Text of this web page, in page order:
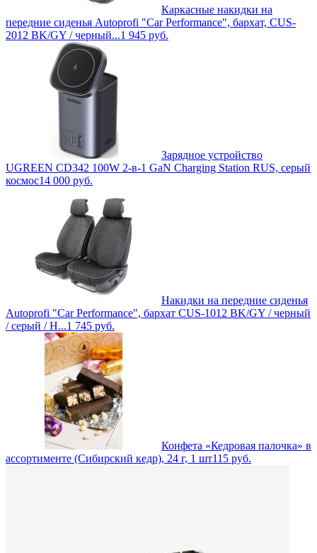
Каркасные накидки на
передние сиденья Autoprofi "Car Performance", бархат, CUS-
2012 BK/GY / черный...1 945 руб.
Зарядное устройство
UGREEN CD342 100W 2-в-1 GaN Charging Station RUS, серый
космос14 000 руб.
Накидки на передние сиденья
Autoprofi "Car Performance", бархат CUS-1012 BK/GY / черный
/ серый / Н...1 745 руб.
Конфета «Кедровая палочка» в
ассортименте (Сибирский кедр), 24 г, 1 шт115 руб.